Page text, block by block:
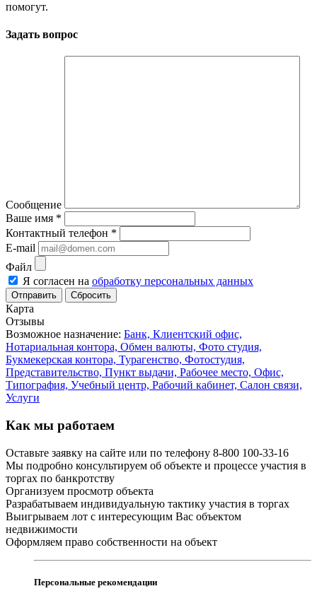
помогут.
Задать вопрос
Сообщение
Ваше имя *
Контактный телефон *
E-mail
Файл
Я согласен на обработку персональных данных
Сбросить
Карта
Отзывы
Возможное назначение: Банк, Клиентский офис,
Нотариальная контора, Обмен валюты, Фото студия,
Букмекерская контора, Турагенство, Фотостудия,
Представительство, Пункт выдачи, Рабочeе место, Офис,
Типография, Учебный центр, Рабочий кабинет, Салон связи,
Услуги
Как мы работаем
Оставьте заявку на сайте или по телефону 8-800 100-33-16
Мы подробно консультируем об объекте и процессе участия в
торгах по банкротству
Организуем просмотр объекта
Разрабатываем индивидуальную тактику участия в торгах
Выигрываем лот с интересующим Вас объектом
недвижимости
Оформляем право собственности на объект
Персональные рекомендации